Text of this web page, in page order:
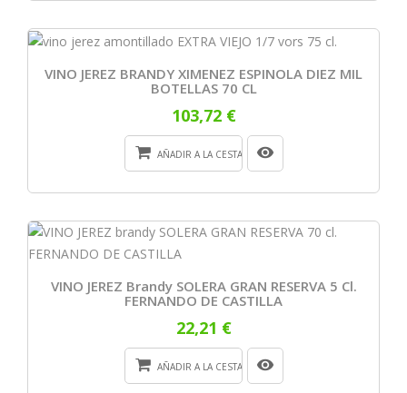
VINO JEREZ BRANDY XIMENEZ ESPINOLA DIEZ MIL
BOTELLAS 70 CL
103,72 €
AÑADIR A LA CESTA
VINO JEREZ Brandy SOLERA GRAN RESERVA 5 Cl.
FERNANDO DE CASTILLA
22,21 €
AÑADIR A LA CESTA